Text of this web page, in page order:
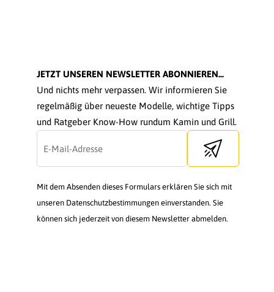
JETZT UNSEREN NEWSLETTER ABONNIEREN...
Und nichts mehr verpassen. Wir informieren Sie
regelmäßig über neueste Modelle, wichtige Tipps
und Ratgeber Know-How rundum Kamin und Grill.
Send newsletter
Mit dem Absenden dieses Formulars erklären Sie sich mit
unseren Datenschutzbestimmungen einverstanden. Sie
können sich jederzeit von diesem Newsletter abmelden.